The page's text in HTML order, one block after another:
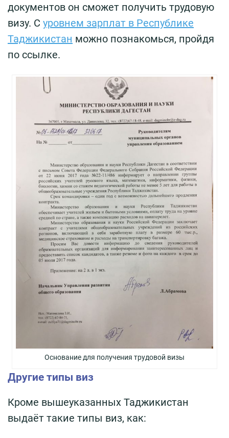
документов он сможет получить трудовую
визу. С уровнем зарплат в Республике
Таджикистан можно познакомься, пройдя
по ссылке.
Основание для получения трудовой визы
Другие типы виз
Кроме вышеуказанных Таджикистан
выдаёт такие типы виз, как: